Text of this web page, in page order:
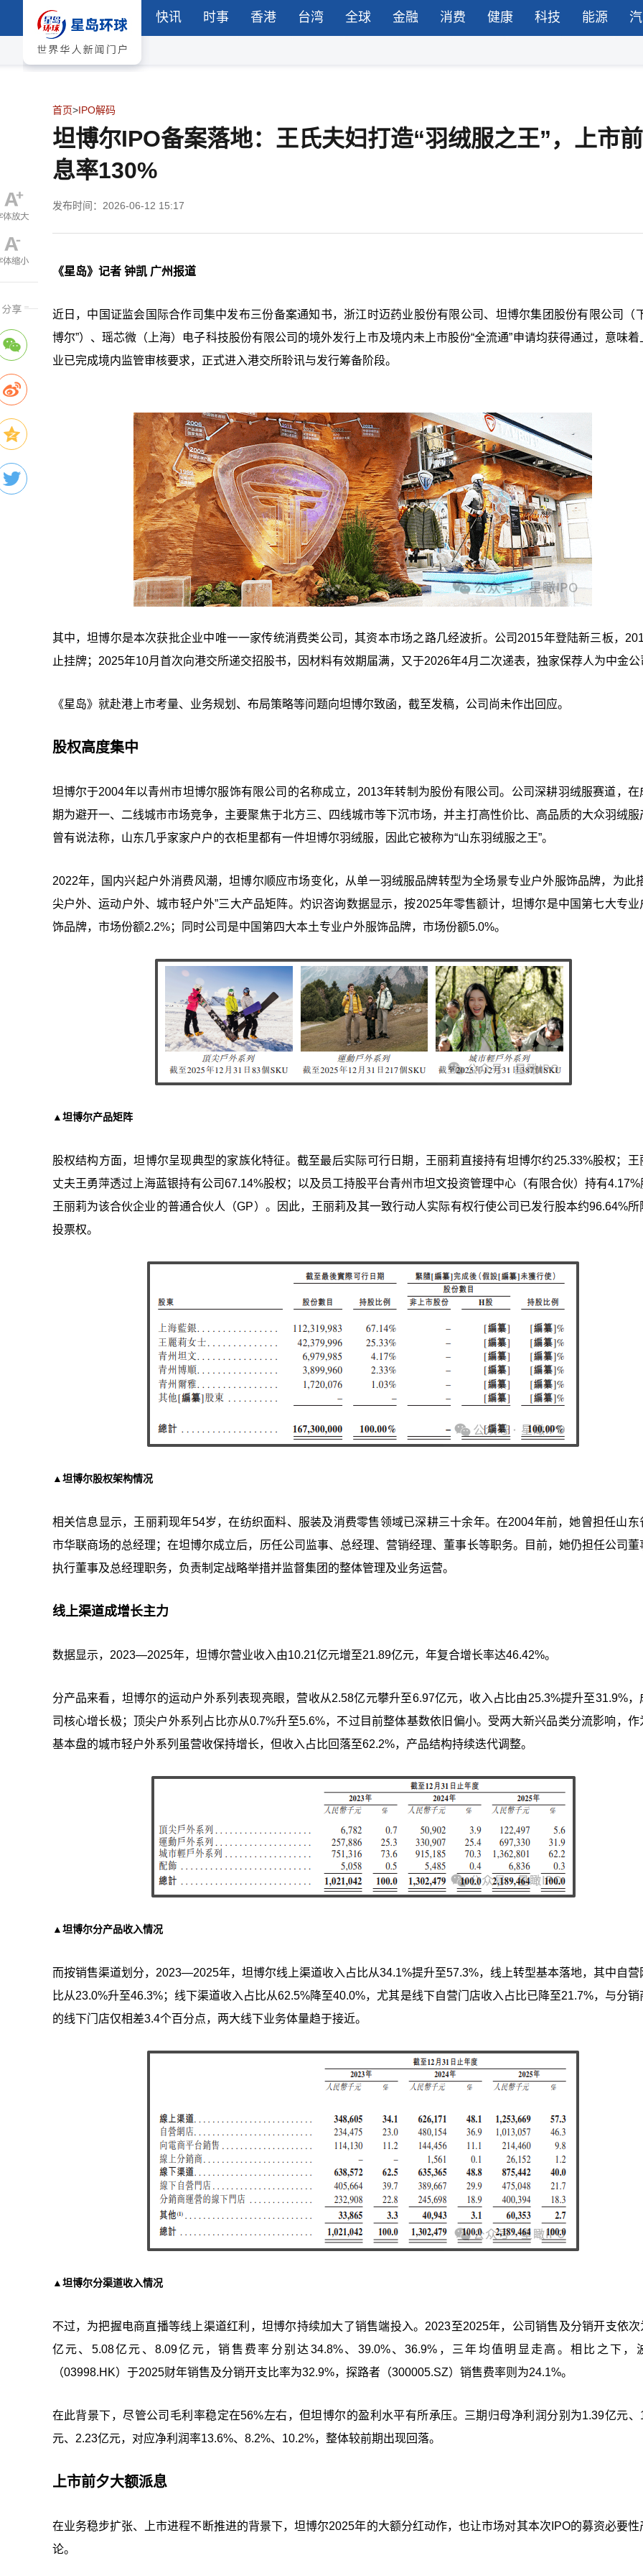
快讯 时事 香港 台湾 全球 金融 消费 健康 科技 能源
首页>IPO解码
坦博尔IPO备案落地：王氏夫妇打造“羽绒服之王”，上市
息率130%
发布时间：2026-06-12 15:17
《星岛》记者 钟凯 广州报道
近日，中国证监会国际合作司集中发布三份备案通知书，浙江时迈药业股份有限公司、坦博尔集团股份有限公司（
博尔”）、瑶芯微（上海）电子科技股份有限公司的境外发行上市及境内未上市股份“全流通”申请均获得通过，意味着
业已完成境内监管审核要求，正式进入港交所聆讯与发行筹备阶段。
其中，坦博尔是本次获批企业中唯一一家传统消费类公司，其资本市场之路几经波折。公司2015年登陆新三板，
止挂牌；2025年10月首次向港交所递交招股书，因材料有效期届满，又于2026年4月二次递表，独家保荐人为中金公
《星岛》就赴港上市考量、业务规划、布局策略等问题向坦博尔致函，截至发稿，公司尚未作出回应。
股权高度集中
坦博尔于2004年以青州市坦博尔服饰有限公司的名称成立，2013年转制为股份有限公司。公司深耕羽绒服赛道，在
期为避开一、二线城市市场竞争，主要聚焦于北方三、四线城市等下沉市场，并主打高性价比、高品质的大众羽绒服
曾有说法称，山东几乎家家户户的衣柜里都有一件坦博尔羽绒服，因此它被称为“山东羽绒服之王”。
2022年，国内兴起户外消费风潮，坦博尔顺应市场变化，从单一羽绒服品牌转型为全场景专业户外服饰品牌，为此
尖户外、运动户外、城市轻户外”三大产品矩阵。灼识咨询数据显示，按2025年零售额计，坦博尔是中国第七大专业
饰品牌，市场份额2.2%；同时公司是中国第四大本土专业户外服饰品牌，市场份额5.0%。
▲坦博尔产品矩阵
股权结构方面，坦博尔呈现典型的家族化特征。截至最后实际可行日期，王丽莉直接持有坦博尔约25.33%股权；王
丈夫王勇萍透过上海蓝银持有公司67.14%股权；以及员工持股平台青州市坦文投资管理中心（有限合伙）持有4.17%
王丽莉为该合伙企业的普通合伙人（GP）。因此，王丽莉及其一致行动人实际有权行使公司已发行股本约96.64%所
投票权。
▲坦博尔股权架构情况
相关信息显示，王丽莉现年54岁，在纺织面料、服装及消费零售领域已深耕三十余年。在2004年前，她曾担任山东
市华联商场的总经理；在坦博尔成立后，历任公司监事、总经理、营销经理、董事长等职务。目前，她仍担任公司董
执行董事及总经理职务，负责制定战略举措并监督集团的整体管理及业务运营。
线上渠道成增长主力
数据显示，2023—2025年，坦博尔营业收入由10.21亿元增至21.89亿元，年复合增长率达46.42%。
分产品来看，坦博尔的运动户外系列表现亮眼，营收从2.58亿元攀升至6.97亿元，收入占比由25.3%提升至31.9%，
司核心增长极；顶尖户外系列占比亦从0.7%升至5.6%，不过目前整体基数依旧偏小。受两大新兴品类分流影响，作
基本盘的城市轻户外系列虽营收保持增长，但收入占比回落至62.2%，产品结构持续迭代调整。
▲坦博尔分产品收入情况
而按销售渠道划分，2023—2025年，坦博尔线上渠道收入占比从34.1%提升至57.3%，线上转型基本落地，其中自营
比从23.0%升至46.3%；线下渠道收入占比从62.5%降至40.0%，尤其是线下自营门店收入占比已降至21.7%，与分销
的线下门店仅相差3.4个百分点，两大线下业务体量趋于接近。
▲坦博尔分渠道收入情况
不过，为把握电商直播等线上渠道红利，坦博尔持续加大了销售端投入。2023至2025年，公司销售及分销开支依次
亿元、5.08亿元、8.09亿元，销售费率分别达34.8%、39.0%、36.9%，三年均值明显走高。相比之下，
（03998.HK）于2025财年销售及分销开支比率为32.9%，探路者（300005.SZ）销售费率则为24.1%。
在此背景下，尽管公司毛利率稳定在56%左右，但坦博尔的盈利水平有所承压。三期归母净利润分别为1.39亿元、
元、2.23亿元，对应净利润率13.6%、8.2%、10.2%，整体较前期出现回落。
上市前夕大额派息
在业务稳步扩张、上市进程不断推进的背景下，坦博尔2025年的大额分红动作，也让市场对其本次IPO的募资必要性
论。